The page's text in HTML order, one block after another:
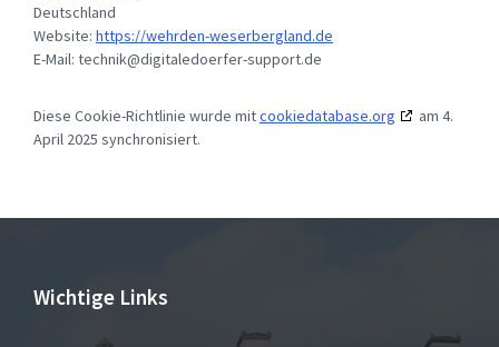
Deutschland
Website: https://wehrden-weserbergland.de
E-Mail: technik@digitaledoerfer-support.de
Diese Cookie-Richtlinie wurde mitcookiedatabase.org
am 4.
April 2025 synchronisiert.
Wichtige Links